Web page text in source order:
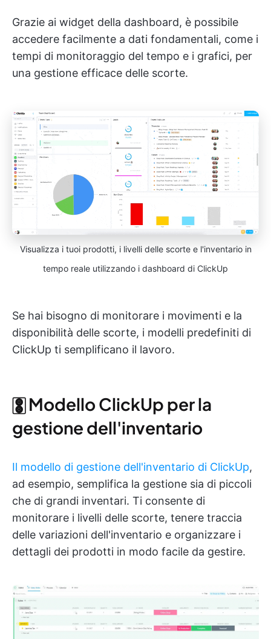
Grazie ai widget della dashboard, è possibile
accedere facilmente a dati fondamentali, come i
tempi di monitoraggio del tempo e i grafici, per
una gestione efficace delle scorte.
Visualizza i tuoi prodotti, i livelli delle scorte e l'inventario in
tempo reale utilizzando i dashboard di ClickUp
Se hai bisogno di monitorare i movimenti e la
disponibilità delle scorte, i modelli predefiniti di
ClickUp ti semplificano il lavoro.
🀚 Modello ClickUp per la
gestione dell'inventario
Il modello di gestione dell'inventario di ClickUp,
ad esempio, semplifica la gestione sia di piccoli
che di grandi inventari. Ti consente di
monitorare i livelli delle scorte, tenere traccia
delle variazioni dell'inventario e organizzare i
dettagli dei prodotti in modo facile da gestire.